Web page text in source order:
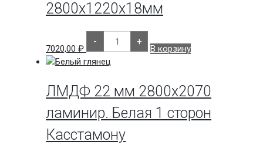
2800х1220х18мм
7020,00 ₽
-
Количество
товара
Матовый
Белый
P100
+
В корзину
ЛМДФ 22 мм 2800х2070
ламинир. Белая 1 сторон
Касстамону